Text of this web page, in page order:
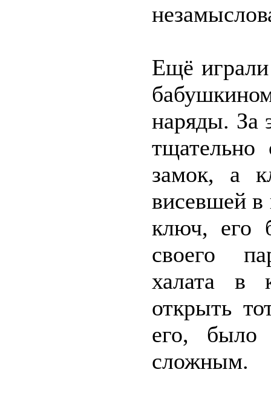
Ещё
наряды. За
тщательно
замок, а
висевшей
ключ, его
своего
халата в
открыть
его, было
сложным.